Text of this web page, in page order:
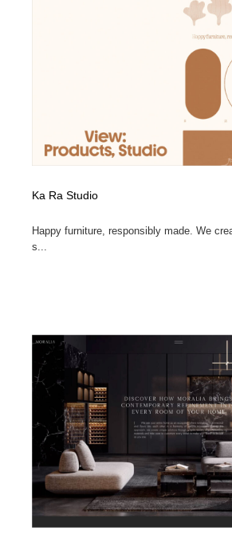
Ka Ra Studio
Happy furniture, responsibly made. We
s...